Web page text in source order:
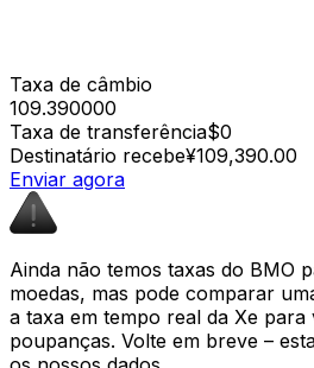
Taxa de câmbio
109.390000
Taxa de transferência$0
Destinatário recebe¥109,390.00
Enviar agora
Ainda não temos taxas do BMO
moedas, mas pode comparar
a taxa em tempo real da Xe para
poupanças. Volte em breve –